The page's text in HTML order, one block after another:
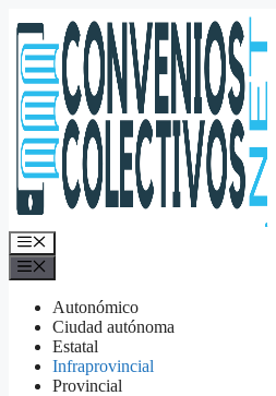
al
contenido
Menú
Autonómico
Ciudad autónoma
Estatal
Infraprovincial
Provincial